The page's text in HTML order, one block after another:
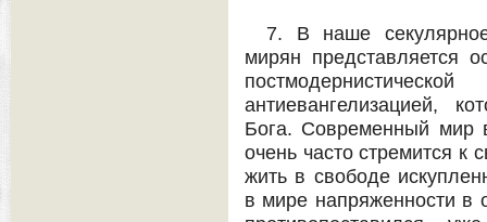
7. В наше
мирян представляется
антиевангелизацией,
Бога. Современный мир
очень часто стремится к
жить в свободе
в мире напряженности в